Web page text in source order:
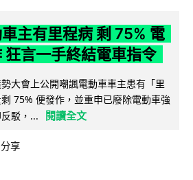
主有里程病 剩 75% 電
狂言一手終結電車指令
大會上公開嘲諷電動車車主患有「里
75% 便發作，並重申已廢除電動車強
駁，...
閱讀全文
分享